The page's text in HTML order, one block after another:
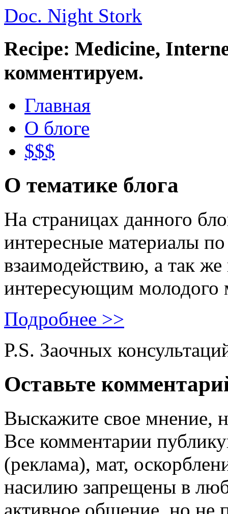
Doc. Night Stork
Recipe: Medicine,
комментируем.
Главная
О блоге
$$$
О тематике блога
На страницах данного
интересные материалы
взаимодействию, а так
интересующим молодого
Подробнее >>
P.S. Заочных
Оставьте
Выскажите свое мнение,
Все комментарии
(реклама), мат,
насилию запрещены в